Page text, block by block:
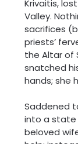
Krivaitis,
Valley.
sacrifices
priests’
the Altar of
snatched
hands; she
Saddened
into a state
beloved